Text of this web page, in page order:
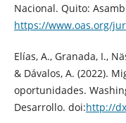
Nacional. Quito:
https://www.oas.org/
Elías, A., Granada, I.,
& Dávalos, A. (2022).
oportunidades.
Desarrollo. doi:http://